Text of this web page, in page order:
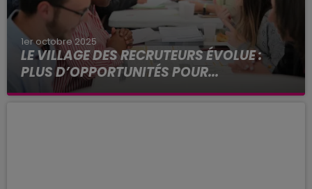
1er octobre 2025
LE VILLAGE DES RECRUTEURS ÉVOLUE :
PLUS D’OPPORTUNITÉS POUR...
Vous êtes en recherche d’emploi ou en